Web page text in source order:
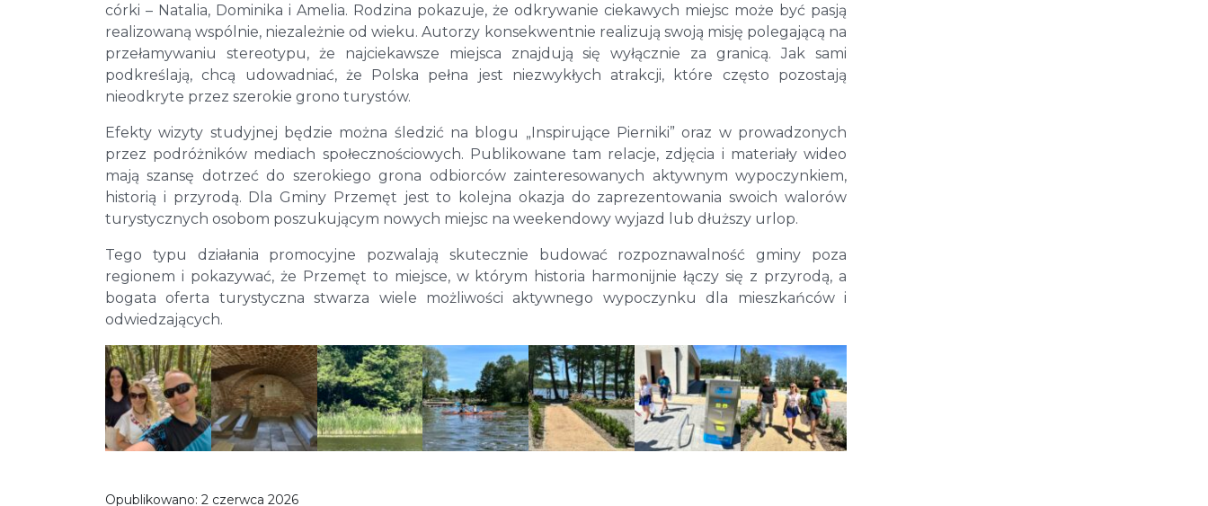
córki – Natalia, Dominika i Amelia. Rodzina pokazuje, że odkrywanie ciekawych miejsc może być pasją
realizowaną wspólnie, niezależnie od wieku. Autorzy konsekwentnie realizują swoją misję polegającą na
przełamywaniu stereotypu, że najciekawsze miejsca znajdują się wyłącznie za granicą. Jak sami
podkreślają, chcą udowadniać, że Polska pełna jest niezwykłych atrakcji, które często pozostają
nieodkryte przez szerokie grono turystów.
Efekty wizyty studyjnej będzie można śledzić na blogu „Inspirujące Pierniki” oraz w prowadzonych
przez podróżników mediach społecznościowych. Publikowane tam relacje, zdjęcia i materiały wideo
mają szansę dotrzeć do szerokiego grona odbiorców zainteresowanych aktywnym wypoczynkiem,
historią i przyrodą. Dla Gminy Przemęt jest to kolejna okazja do zaprezentowania swoich walorów
turystycznych osobom poszukującym nowych miejsc na weekendowy wyjazd lub dłuższy urlop.
Tego typu działania promocyjne pozwalają skutecznie budować rozpoznawalność gminy poza
regionem i pokazywać, że Przemęt to miejsce, w którym historia harmonijnie łączy się z przyrodą, a
bogata oferta turystyczna stwarza wiele możliwości aktywnego wypoczynku dla mieszkańców i
odwiedzających.
Opublikowano: 2 czerwca 2026